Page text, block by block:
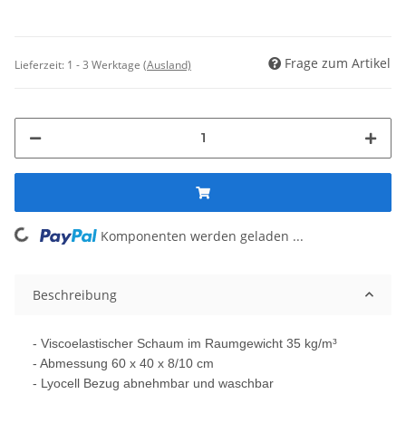
Lieferzeit: 1 - 3 Werktage (Ausland) Frage zum Artikel
Loading... Komponenten werden geladen ...
Beschreibung
- Viscoelastischer Schaum im Raumgewicht 35 kg/m³
- Abmessung 60 x 40 x 8/10 cm
- Lyocell Bezug abnehmbar und waschbar